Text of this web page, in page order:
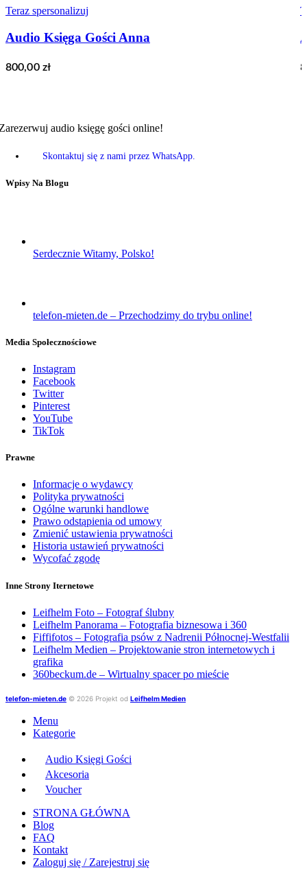
Teraz spersonalizuj
Audio Księga Gości Anna
800,00 zł
audio księgę gości online!
Skontaktuj się z nami przez WhatsApp.
Wpisy Na Blogu
Serdecznie Witamy, Polsko!
telefon-mieten.de – Przechodzimy do trybu online!
Media Społecznościowe
Instagram
Facebook
Twitter
Pinterest
YouTube
TikTok
Prawne
Informacje o wydawcy
Polityka prywatności
Ogólne warunki handlowe
Prawo odstąpienia od umowy
Zmienić ustawienia prywatności
Historia ustawień prywatności
Wycofać zgodę
Inne Strony Iternetowe
Leifhelm Foto – Fotograf ślubny
Leifhelm Panorama – Fotografia biznesowa i 360
Fiffifotos – Fotografia psów z Nadrenii Północnej-Westfalii
Leifhelm Medien – Projektowanie stron internetowych i
grafika
360beckum.de – Wirtualny spacer po mieście
telefon-mieten.de © 2026 Projekt od Leifhelm Medien
Menu
Kategorie
Audio Księgi Gości
Akcesoria
Voucher
STRONA GŁÓWNA
Blog
FAQ
Kontakt
Zaloguj się / Zarejestruj się